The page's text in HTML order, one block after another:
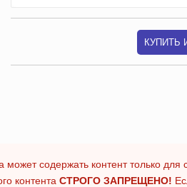
КУПИТЬ
может содержать контент только
контента СТРОГО ЗАПРЕЩЕНО!